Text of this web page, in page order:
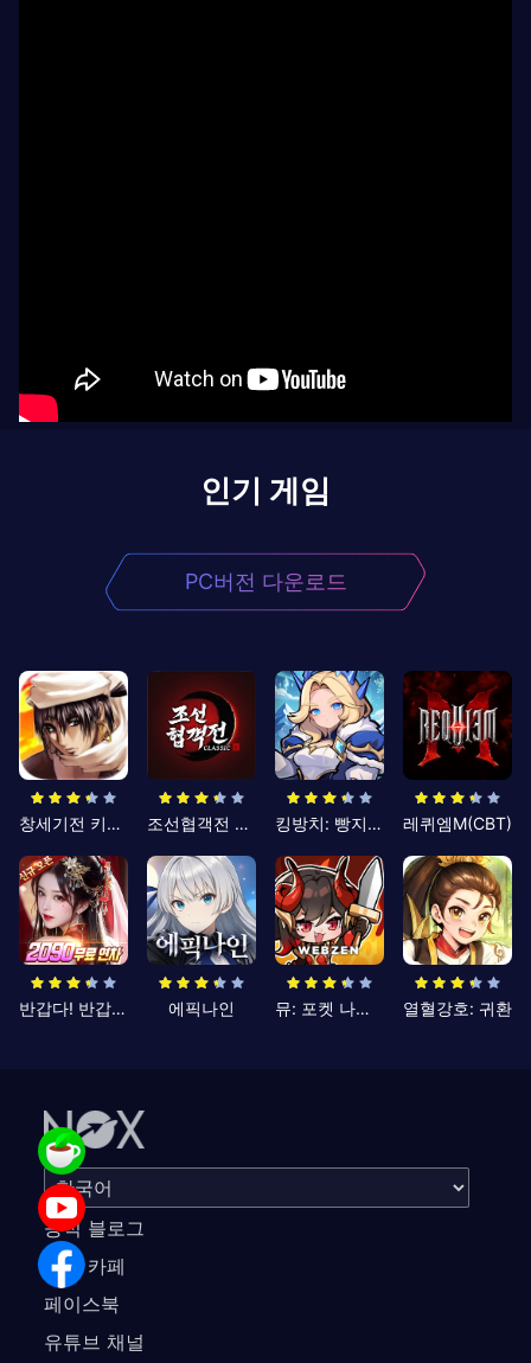
인기 게임
PC버전 다운로드
창세기전 키우기 조선협객전 클래식 킹방치: 빵지의 제왕 레퀴엠M(CBT)
반갑다! 반갑삼국지 에픽나인 뮤: 포켓 나이츠 열혈강호: 귀환
공식 블로그
공식 카페
페이스북
유튜브 채널